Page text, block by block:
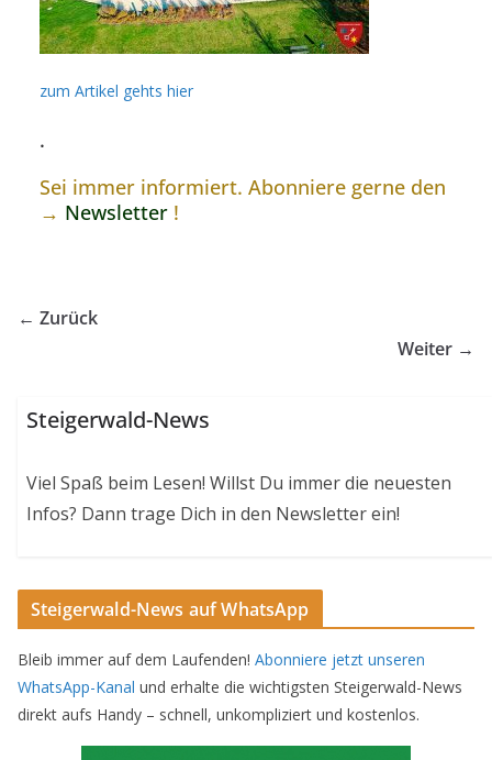
zum Artikel gehts hier
.
Sei immer informiert. Abonniere gerne den
→ Newsletter !
← Zurück
Weiter →
Steigerwald-News
Viel Spaß beim Lesen! Willst Du immer die neuesten
Infos? Dann trage Dich in den Newsletter ein!
Steigerwald-News auf WhatsApp
Bleib immer auf dem Laufenden! Abonniere jetzt unseren
WhatsApp-Kanal und erhalte die wichtigsten Steigerwald-News
direkt aufs Handy – schnell, unkompliziert und kostenlos.